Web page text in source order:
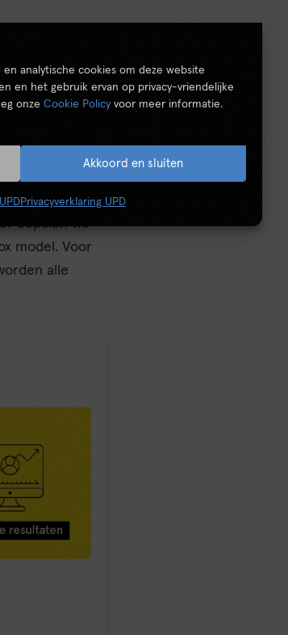
en analytische cookies om deze website
en het gebruik ervan op privacy-vriendelijke
onze Cookie Policy voor meer informatie.
Akkoord en sluiten
Privacyverklaring UPD
te
De exacte
we voor iedere
We
bepalen we
model. Voor
alle